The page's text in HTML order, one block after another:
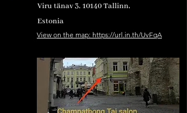
Viru tänav 3, 10140 Tallinn,
Estonia
View on the map: https://url.in.th/UvFqA